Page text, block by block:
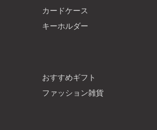
カードケース
キーホルダー
おすすめギフト
ファッション雑貨